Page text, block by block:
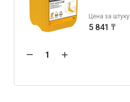
Цена за штуку
5 841 ₸